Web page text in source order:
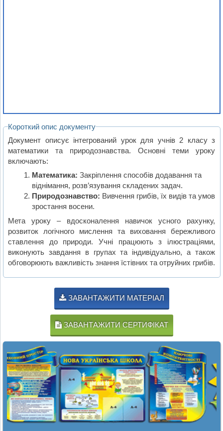
Короткий опис документу
Документ описує інтегрований урок для учнів 2 класу з
математики та природознавства. Основні теми уроку
включають:
Математика: Закріплення способів додавання та
віднімання, розв’язування складених задач.
Природознавство: Вивчення грибів, їх видів та умов
зростання восени.
Мета уроку – вдосконалення навичок усного рахунку,
розвиток логічного мислення та виховання бережливого
ставлення до природи. Учні працюють з ілюстраціями,
виконують завдання в групах та індивідуально, а також
обговорюють важливість знання їстівних та отруйних грибів.
ЗАВАНТАЖИТИ МАТЕРІАЛ
ЗАВАНТАЖИТИ СЕРТИФІКАТ